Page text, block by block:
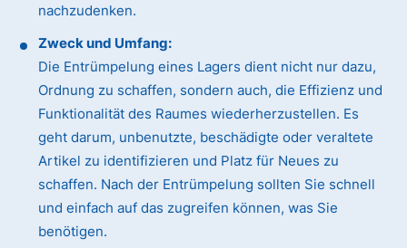
nachzudenken.
Zweck und Umfang:
Die Entrümpelung eines Lagers dient nicht nur dazu,
Ordnung zu schaffen, sondern auch, die Effizienz und
Funktionalität des Raumes wiederherzustellen. Es
geht darum, unbenutzte, beschädigte oder veraltete
Artikel zu identifizieren und Platz für Neues zu
schaffen. Nach der Entrümpelung sollten Sie schnell
und einfach auf das zugreifen können, was Sie
benötigen.